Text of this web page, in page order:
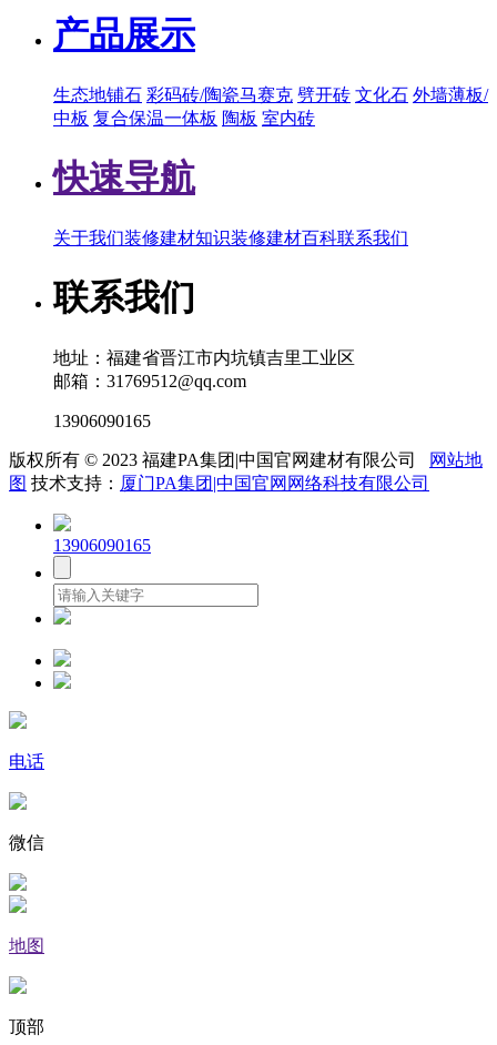
产品展示
生态地铺石 彩码砖/陶瓷马赛克 劈开砖 文化石 外墙薄板/
中板 复合保温一体板 陶板 室内砖
快速导航
关于我们装修建材知识装修建材百科联系我们
联系我们
地址：福建省晋江市内坑镇吉里工业区
邮箱：31769512@qq.com
13906090165
版权所有 © 2023 福建PA集团|中国官网建材有限公司
网站地
图 技术支持： 厦门PA集团|中国官网网络科技有限公司
13906090165
电话
微信
地图
顶部